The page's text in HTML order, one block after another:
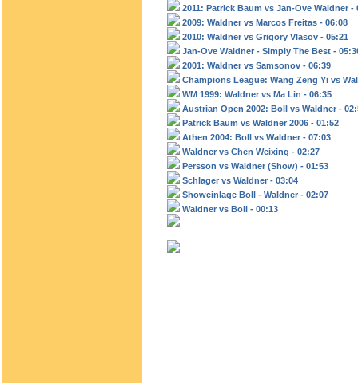
2011: Patrick Baum vs Jan-Ove Waldner -
2009: Waldner vs Marcos Freitas - 06:08
2010: Waldner vs Grigory Vlasov - 05:21
Jan-Ove Waldner - Simply The Best -
2001: Waldner vs Samsonov - 06:39
Champions League: Wang Zeng Yi vs
WM 1999: Waldner vs Ma Lin - 06:35
Austrian Open 2002: Boll vs Waldner -
Patrick Baum vs Waldner 2006 - 01:52
Athen 2004: Boll vs Waldner - 07:03
Waldner vs Chen Weixing - 02:27
Persson vs Waldner (Show) - 01:53
Schlager vs Waldner - 03:04
Showeinlage Boll - Waldner - 02:07
Waldner vs Boll - 00:13